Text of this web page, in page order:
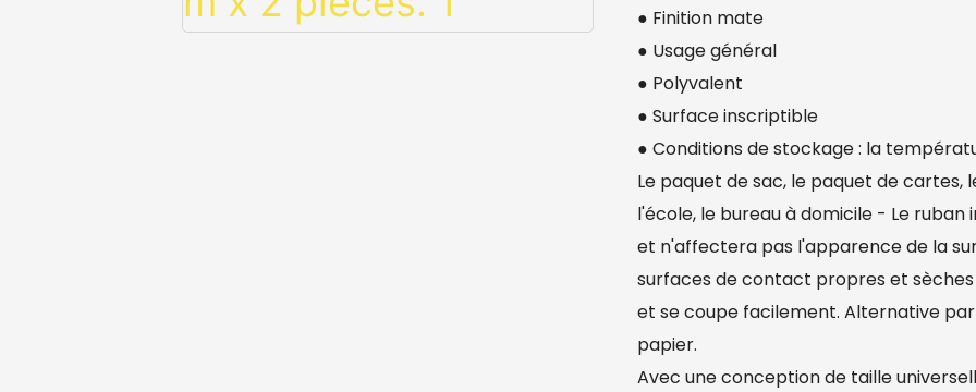
● Finition mate
● Usage général
● Polyvalent
● Surface inscriptible
● Conditions de stockage : la
Le paquet de sac, le paquet de
l'école, le bureau à domicile - Le
et n'affectera pas l'apparence de la
surfaces de contact propres et
et se coupe facilement. Alternative
papier.
Avec une conception de taille